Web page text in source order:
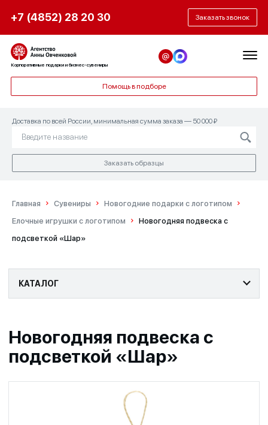
+7 (4852) 28 20 30 Заказать звонок
Корпоративные подарки и бизнес-сувениры
Помощь в подборе
Доставка по всей России, минимальная сумма заказа — 50 000 ₽
Заказать образцы
Главная Сувениры
Новогодние подарки с логотипом
Елочные игрушки с логотипом
Новогодняя подвеска с
подсветкой «Шар»
КАТАЛОГ
Новогодняя подвеска с
подсветкой «Шар»